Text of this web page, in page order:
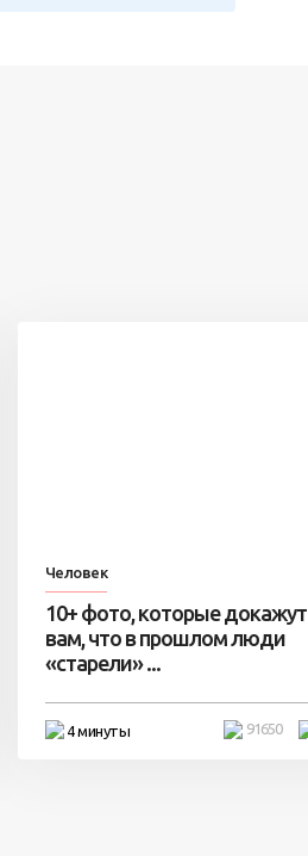
Человек
10+ фото, которые докажут
вам, что в прошлом люди
«старели» ...
4 минуты 91650